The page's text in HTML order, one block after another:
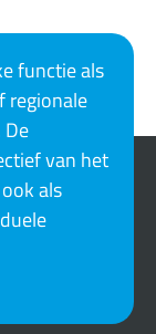
functie als
regionale
van het
als